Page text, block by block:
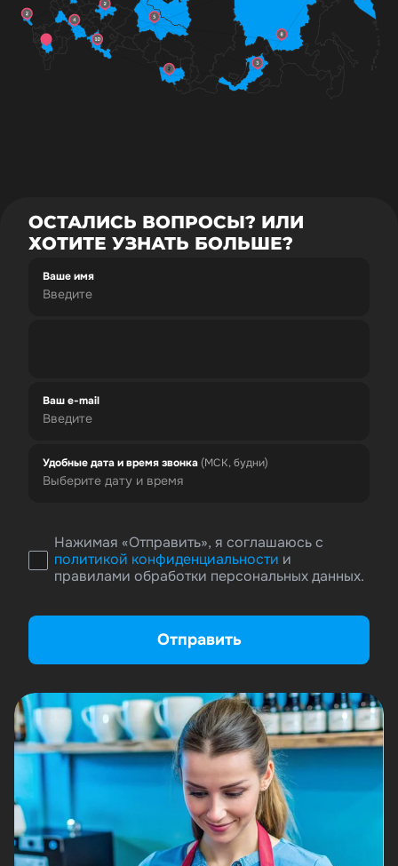
ОСТАЛИСЬ ВОПРОСЫ? ИЛИ
ХОТИТЕ УЗНАТЬ БОЛЬШЕ?
Ваше имя
Ваш e-mail
Удобные дата и время звонка(МСК, будни)
Нажимая «Отправить», я соглашаюсь с
политикой конфиденциальности и
правилами обработки персональных данных.